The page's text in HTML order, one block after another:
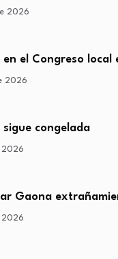
2026
en el Congreso local
2026
sigue congelada
2026
Gaona
2026